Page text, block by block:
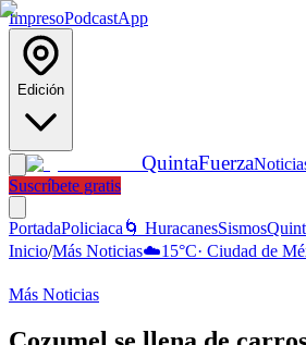
ImpresoPodcastApp
Edición
QuintaFuerza
Suscríbete gratis
PortadaPoliciaca 🌀 HuracanesSismos
Inicio/Más Noticias☁️15°C· Ciudad de
Más Noticias